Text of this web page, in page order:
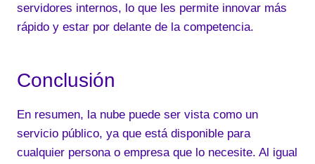
servidores internos, lo que les permite innovar más
rápido y estar por delante de la competencia.
Conclusión
En resumen, la nube puede ser vista como un
servicio público, ya que está disponible para
cualquier persona o empresa que lo necesite. Al igual